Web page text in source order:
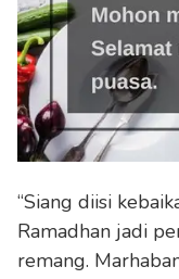
“Siang diisi
Ramadhan jadi
remang.